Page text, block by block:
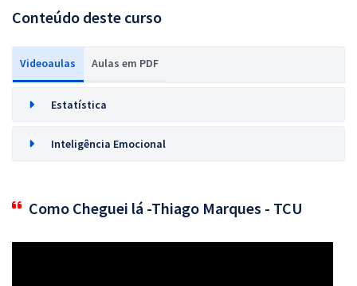
Conteúdo deste curso
Videoaulas Aulas em PDF
Estatística
Inteligência Emocional
Como Cheguei lá -Thiago Marques - TCU